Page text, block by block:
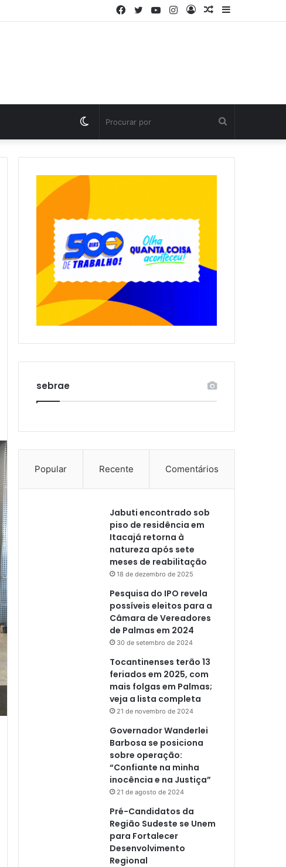
Artigo
Entrar
Instagram
YouTube
Twitter
Facebook
por
Switch
skin
sebrae
Popular Recente Comentários
Jabuti encontrado sob
piso de residência em
Itacajá retorna à
natureza após sete
meses de reabilitação
18 de dezembro de 2025
Pesquisa do IPO revela
possíveis eleitos para a
Câmara de Vereadores
de Palmas em 2024
30 de setembro de 2024
Tocantinenses terão 13
feriados em 2025, com
mais folgas em Palmas;
veja a lista completa
21 de novembro de 2024
Governador Wanderlei
Barbosa se posiciona
sobre operação:
“Confiante na minha
inocência e na Justiça”
21 de agosto de 2024
Pré-Candidatos da
Região Sudeste se Unem
para Fortalecer
Desenvolvimento
Regional